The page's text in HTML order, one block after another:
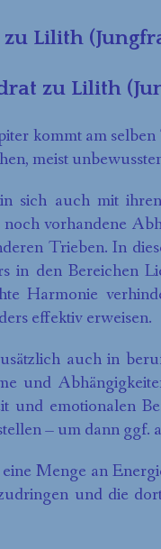
zu Lilith
zu Lilith
kommt am
meist
sich auch mit
vorhandene
Trieben. In
in den Bereichen
Harmonie
effektiv erweisen.
auch in
und
und emotionalen
– um dann ggf.
Menge an
und die